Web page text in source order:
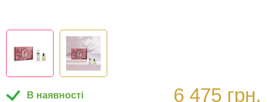
В наявності 6 475 грн.